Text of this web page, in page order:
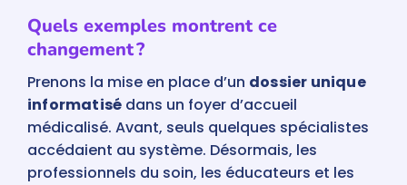
Quels exemples montrent ce
changement ?
Prenons la mise en place d’un dossier unique
informatisé dans un foyer d’accueil
médicalisé. Avant, seuls quelques spécialistes
accédaient au système. Désormais, les
professionnels du soin, les éducateurs et les